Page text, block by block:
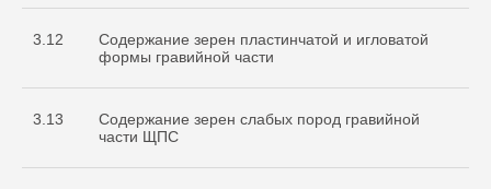
3.12
Содержание зерен пластинчатой и игловатой
формы гравийной части
3.13
Содержание зерен слабых пород гравийной
части ЩПС